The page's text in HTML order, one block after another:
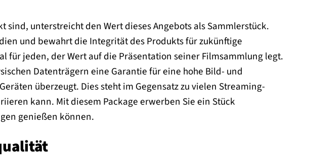
sind, unterstreicht den Wert dieses Angebots als Sammlerstück.
und bewahrt die Integrität des Produkts für zukünftige
für jeden, der Wert auf die Präsentation seiner Filmsammlung legt.
Datenträgern eine Garantie für eine hohe Bild- und
überzeugt. Dies steht im Gegensatz zu vielen Streaming-
kann. Mit diesem Package erwerben Sie ein Stück
genießen können.